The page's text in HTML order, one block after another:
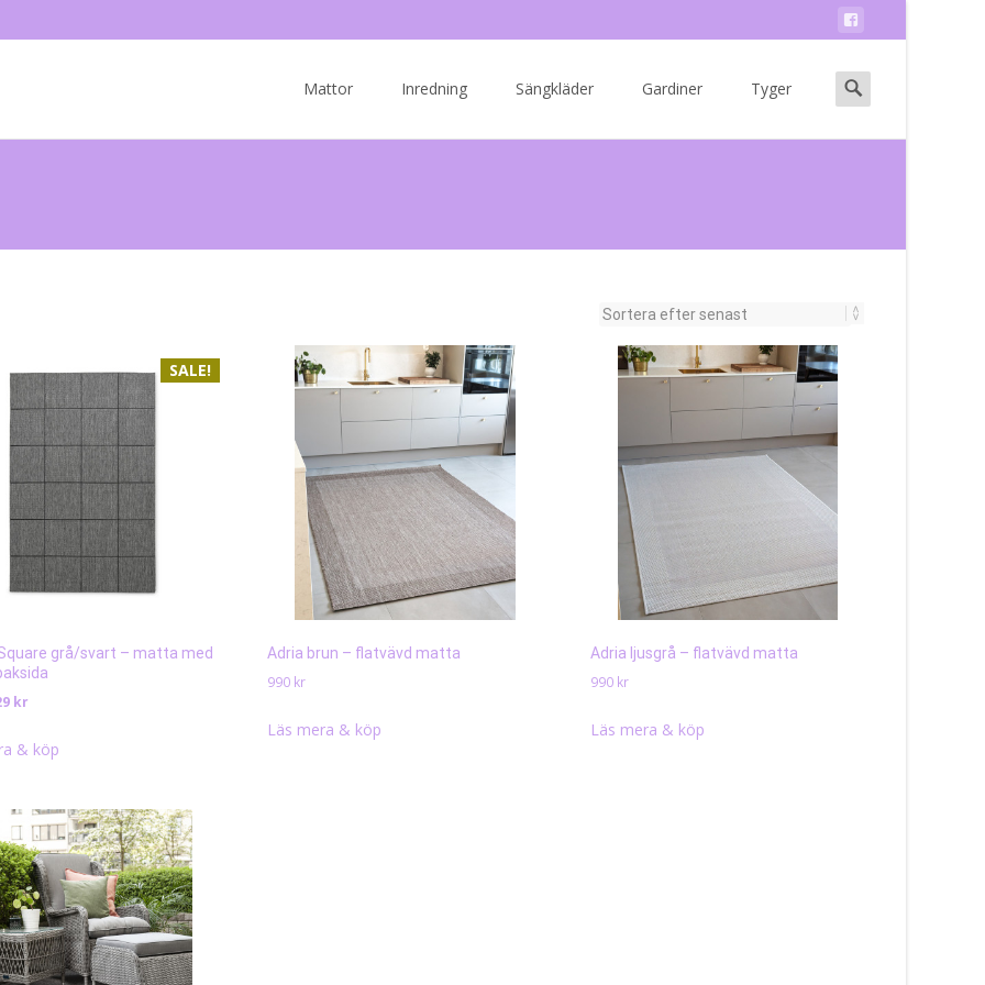
Mattor Inredning Sängkläder Gardiner Tyger
Search
for:
SALE!
grå/svart – matta med
krDet
priset
& köp
Adria brun – flatvävd matta
990 kr
Läs mera & köp
Adria ljusgrå – flatvävd matta
990 kr
Läs mera & köp